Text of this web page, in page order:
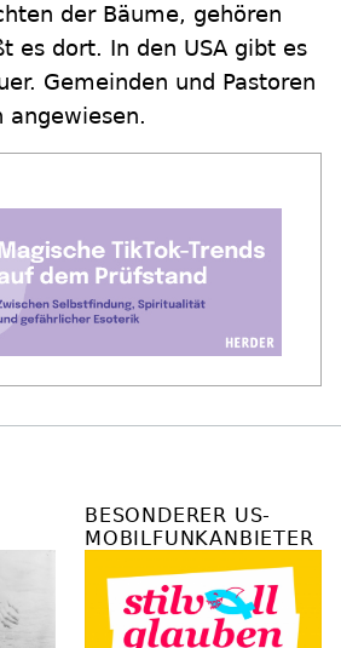
der Bäume, gehören
es dort. In den USA gibt es
Gemeinden und Pastoren
angewiesen.
BESONDERER US-
MOBILFUNKANBIETER